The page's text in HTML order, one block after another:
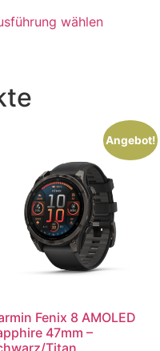
wählen
Angebot!
Fenix 8 AMOLED
47mm –
Titan